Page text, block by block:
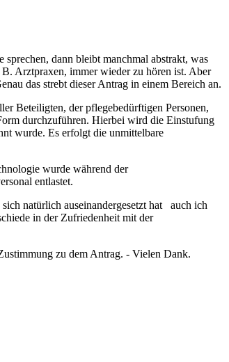
dann bleibt manchmal abstrakt, was
Arztpraxen, immer wieder zu hören ist. Aber
das strebt dieser Antrag in einem Bereich an.
Beteiligten, der pflegebedürftigen Personen,
durchzuführen. Hierbei wird die Einstufung
wurde. Es erfolgt die unmittelbare
wurde während der
entlastet.
natürlich auseinandergesetzt hat auch ich
in der Zufriedenheit mit der
zu dem Antrag. - Vielen Dank.